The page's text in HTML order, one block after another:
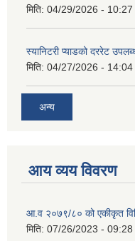
मिति: 04/29/2026 - 10:27
स्यानिटरी प्याडको दररेट
मिति: 04/27/2026 - 14:04
अन्य
आय व्यय विवरण
आ.व २०७९/८० को एकीकृत
मिति: 07/26/2023 - 09:28